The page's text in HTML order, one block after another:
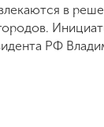
в
РФ